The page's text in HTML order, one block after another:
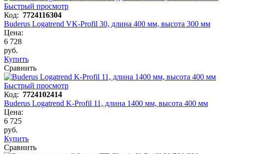
Быстрый просмотр
Код: 7724116304
Buderus Logatrend VK-Profil 30, длина 400 мм, высота 300 мм
Цена:
6 728
руб.
Купить
Сравнить
Быстрый просмотр
Код: 7724102414
Buderus Logatrend K-Profil 11, длина 1400 мм, высота 400 мм
Цена:
6 725
руб.
Купить
Сравнить